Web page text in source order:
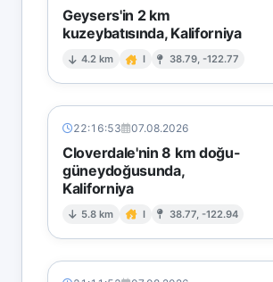
Geysers'in 2 km
kuzeybatısında, Kaliforniya
4.2 km I 38.79, -122.77
22:16:53 07.08.2026
Cloverdale'nin 8 km doğu-
güneydoğusunda,
Kaliforniya
5.8 km I 38.77, -122.94